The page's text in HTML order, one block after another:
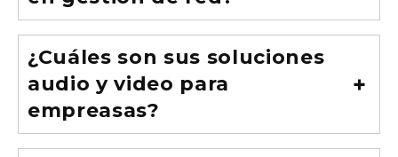
¿Cuáles son sus soluciones
audio y video para
empreasas?